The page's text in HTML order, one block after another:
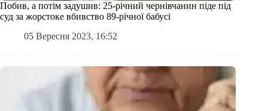
Побив, а потім задушив: 25-річний чернівчанин піде під
суд за жорстоке вбивство 89-річної бабусі
05 Вересня 2023, 16:52